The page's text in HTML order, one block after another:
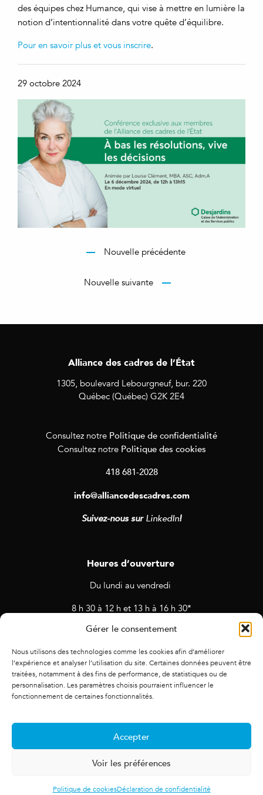
Gérer le consentement
Nous utilisons des technologies comme les cookies afin d’améliorer
l’expérience et analyser l’utilisation du site. Certaines données peuvent être
traitées, notamment à des fins de performance, de statistiques ou de
personnalisation. Les paramètres choisis pourraient influencer le
fonctionnement de certaines fonctionnalités.
Accepter
Voir les préférences
Politique de cookiesDéclaration de confidentialité
des équipes chez Humance, qui vise à mettre en lumière la
notion d’intentionnalité dans votre quête d’équilibre.
Pour en savoir plus et vous inscrire.
29 octobre 2024
Nouvelle précédente
Nouvelle suivante
Alliance des cadres de l’État
1305, boulevard Lebourgneuf, bur. 220
Québec (Québec) G2K 2E4
Consultez notre Politique de confidentialité
Consultez notre Politique des cookies
418 681-2028
info@alliancedescadres.com
Suivez-nous sur LinkedIn!
Heures d’ouverture
Du lundi au vendredi
8 h 30 à 12 h et 13 h à 16 h 30*
* Horaires sujets à changement en cas de rendez-vous et